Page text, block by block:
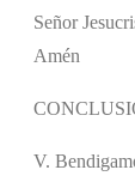
Señor
Amén
V.